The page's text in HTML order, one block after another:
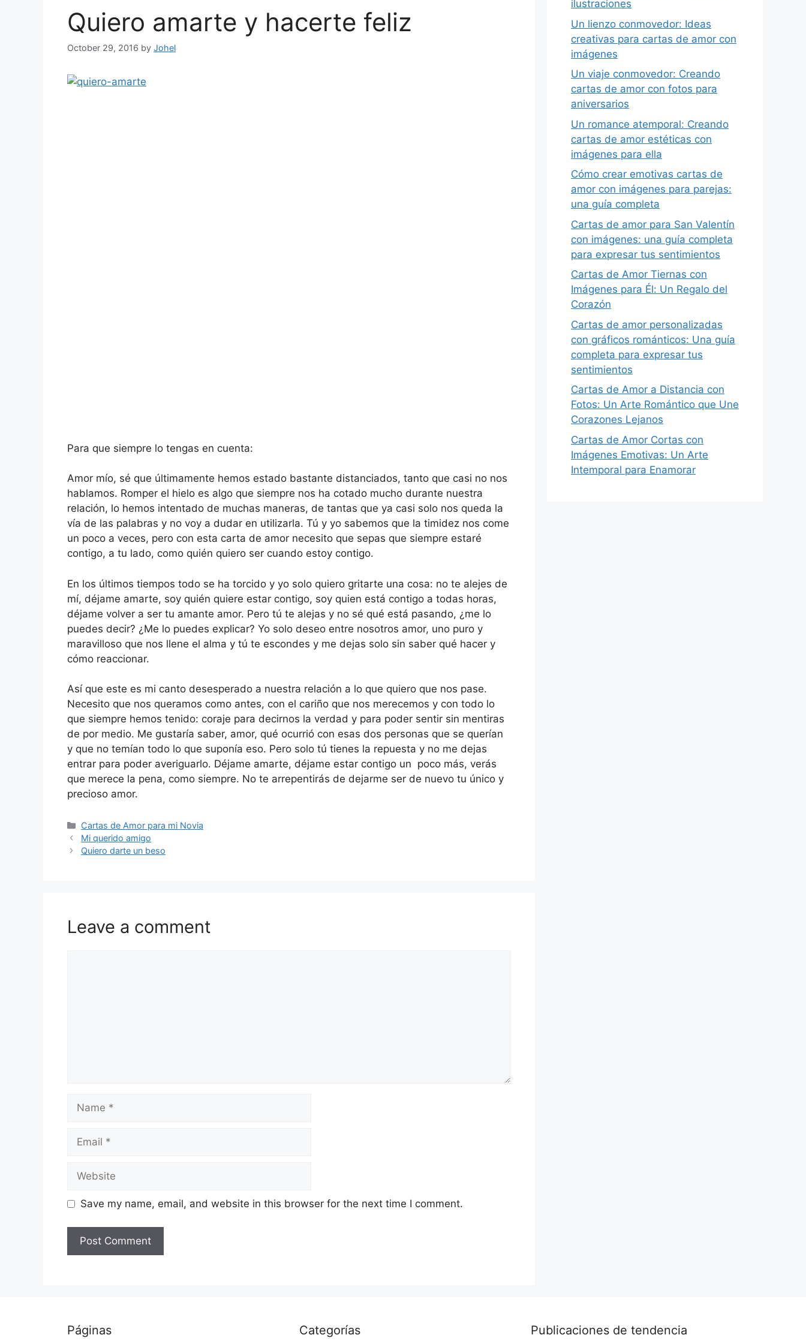
Quiero amarte y hacerte feliz
October 29, 2016 by Johel
Para que siempre lo tengas en cuenta:
Amor mío, sé que últimamente hemos estado bastante distanciados, tanto que casi no nos
hablamos. Romper el hielo es algo que siempre nos ha cotado mucho durante nuestra
relación, lo hemos intentado de muchas maneras, de tantas que ya casi solo nos queda la
vía de las palabras y no voy a dudar en utilizarla. Tú y yo sabemos que la timidez nos come
un poco a veces, pero con esta carta de amor necesito que sepas que siempre estaré
contigo, a tu lado, como quién quiero ser cuando estoy contigo.
En los últimos tiempos todo se ha torcido y yo solo quiero gritarte una cosa: no te alejes de
mí, déjame amarte, soy quién quiere estar contigo, soy quien está contigo a todas horas,
déjame volver a ser tu amante amor. Pero tú te alejas y no sé qué está pasando, ¿me lo
puedes decir? ¿Me lo puedes explicar? Yo solo deseo entre nosotros amor, uno puro y
maravilloso que nos llene el alma y tú te escondes y me dejas solo sin saber qué hacer y
cómo reaccionar.
Así que este es mi canto desesperado a nuestra relación a lo que quiero que nos pase.
Necesito que nos queramos como antes, con el cariño que nos merecemos y con todo lo
que siempre hemos tenido: coraje para decirnos la verdad y para poder sentir sin mentiras
de por medio. Me gustaría saber, amor, qué ocurrió con esas dos personas que se querían
y que no temían todo lo que suponía eso. Pero solo tú tienes la repuesta y no me dejas
entrar para poder averiguarlo. Déjame amarte, déjame estar contigo un poco más, verás
que merece la pena, como siempre. No te arrepentirás de dejarme ser de nuevo tu único y
precioso amor.
Categories
Cartas de Amor para mi Novia
Mi querido amigo
Quiero darte un beso
Leave a comment
Name
Email
Website
Save my name, email, and website in this browser for the next time I comment.
ilustraciones
Un lienzo conmovedor: Ideas
creativas para cartas de amor con
imágenes
Un viaje conmovedor: Creando
cartas de amor con fotos para
aniversarios
Un romance atemporal: Creando
cartas de amor estéticas con
imágenes para ella
Cómo crear emotivas cartas de
amor con imágenes para parejas:
una guía completa
Cartas de amor para San Valentín
con imágenes: una guía completa
para expresar tus sentimientos
Cartas de Amor Tiernas con
Imágenes para Él: Un Regalo del
Corazón
Cartas de amor personalizadas
con gráficos románticos: Una guía
completa para expresar tus
sentimientos
Cartas de Amor a Distancia con
Fotos: Un Arte Romántico que Une
Corazones Lejanos
Cartas de Amor Cortas con
Imágenes Emotivas: Un Arte
Intemporal para Enamorar
Páginas Categorías Publicaciones de tendencia